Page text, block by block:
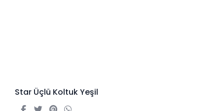
Star Üçlü Koltuk Yeşil